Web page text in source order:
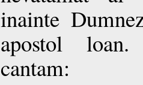
inainte
apostol
cantam: